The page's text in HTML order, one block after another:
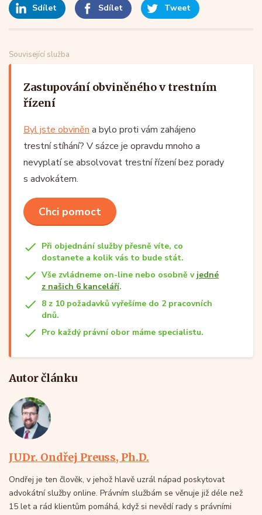
Sdílet Sdílet Tweet
Související služba
Zastupování obviněného v trestním
řízení
Byl jste obviněn a bylo proti vám zahájeno
trestní stíhání? V sázce je opravdu mnoho a
nevyplatí se absolvovat trestní řízení bez porady
s advokátem.
Chci pomoct
Při objednání služby přesně víte, co
dostanete a kolik vás to bude stát.
Vše zvládneme on-line nebo osobně v jedné
z našich 6 kanceláří.
8 z 10 požadavků vyřešíme do 2 pracovních
dnů.
Pro každý právní obor máme specialistu.
Autor článku
JUDr. Ondřej Preuss, Ph.D.
Ondřej je ten člověk, v jehož hlavě uzrál nápad poskytovat
advokátní služby online. Právním službám se věnuje již déle než
15 let a rád klientům pomáhá, když si nevědí rady s právními